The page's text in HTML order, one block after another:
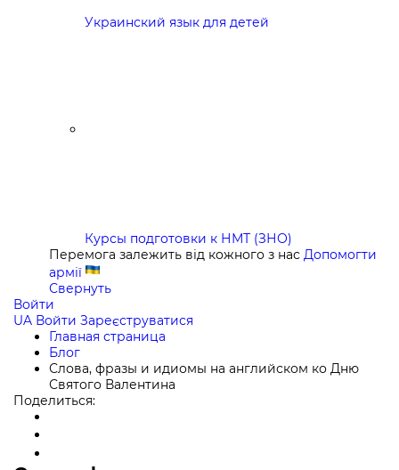
Украинский язык для детей
Курсы подготовки к НМТ (ЗНО)
Перемога залежить від кожного з нас Допомогти
армії
Свернуть
Войти
UA Войти Зареєструватися
Главная страница
Блог
Слова, фразы и идиомы на английском ко Дню
Святого Валентина
Поделиться: